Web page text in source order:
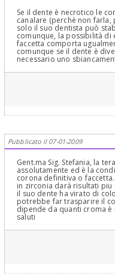
Se il dente è necrotico le
canalare (perchè non
solo il suo dentista può
comunque, la possibilità di
faccetta comporta
comunque se il dente è
necessario uno
Pubblicato il 07-01-2009
Gent.ma Sig. Stefania, la
assolutamente ed è la
corona definitiva o
in zirconia darà risultati piu
il suo dente ha virato di
potrebbe far trasparire il
dipende da quanti croma
saluti